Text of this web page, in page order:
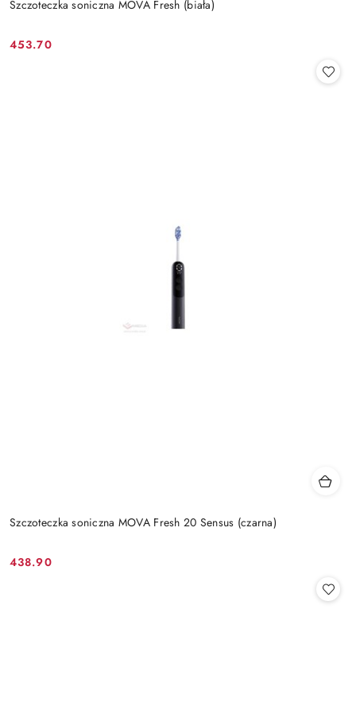
Szczoteczka soniczna MOVA Fresh (biała)
Cena:
453.70
Szczoteczka soniczna MOVA Fresh 20 Sensus (czarna)
Cena:
438.90